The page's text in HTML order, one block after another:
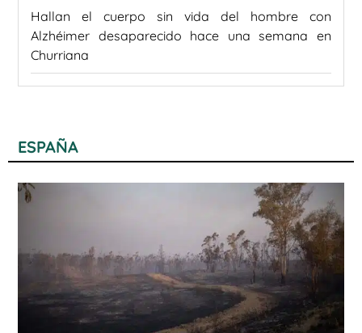
Hallan el cuerpo sin vida del hombre con
Alzhéimer desaparecido hace una semana en
Churriana
ESPAÑA